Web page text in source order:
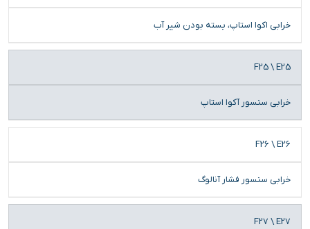
خرابی اکوا استاپ، بسته بودن شیر آب
F25 \ E25
خرابی سنسور آکوا استاپ
F26 \ E26
خرابی سنسور فشار آنالوگ
F27 \ E27